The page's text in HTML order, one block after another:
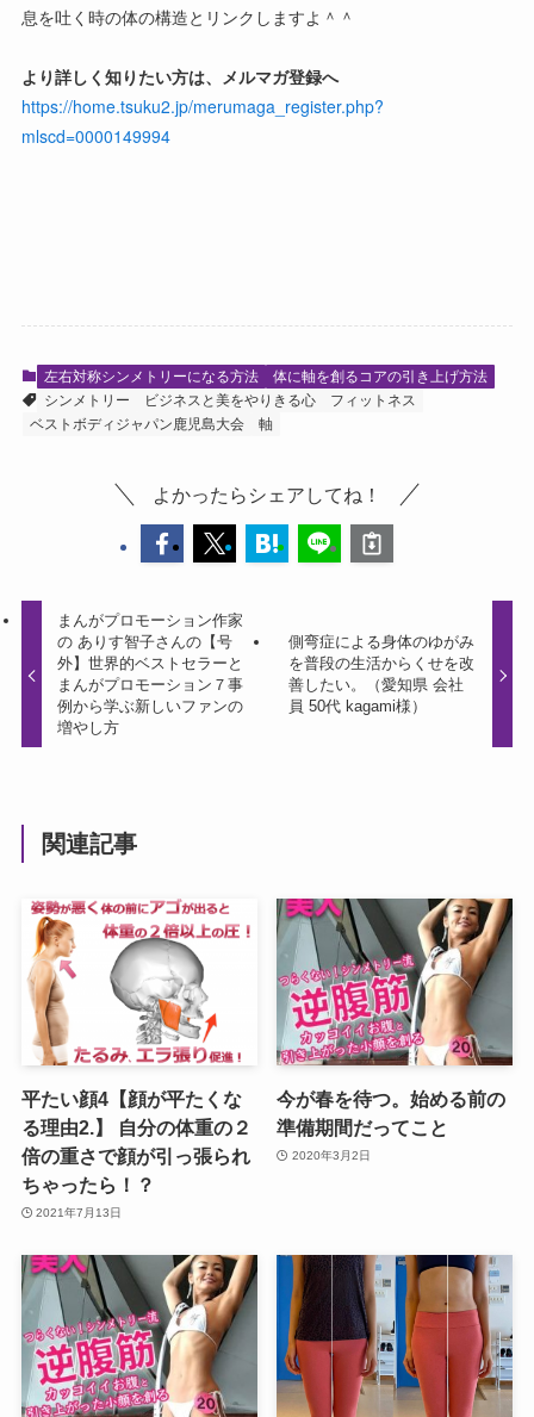
息を吐く時の体の構造とリンクしますよ＾＾
より詳しく知りたい方は、メルマガ登録へ
https://home.tsuku2.jp/merumaga_register.php?
mlscd=0000149994
左右対称シンメトリーになる方法
体に軸を創るコアの引き上げ方法
シンメトリー
ビジネスと美をやりきる心
フィットネス
ベストボディジャパン鹿児島大会
軸
よかったらシェアしてね！
まんがプロモーション作家
の ありす智子さんの【号
外】世界的ベストセラーと
まんがプロモーション７事
例から学ぶ新しいファンの
増やし方
側弯症による身体のゆがみ
を普段の生活からくせを改
善したい。（愛知県 会社
員 50代 kagami様）
関連記事
平たい顔4【顔が平たくな
る理由2.】 自分の体重の２
倍の重さで顔が引っ張られ
ちゃったら！？
2021年7月13日
今が春を待つ。始める前の
準備期間だってこと
2020年3月2日